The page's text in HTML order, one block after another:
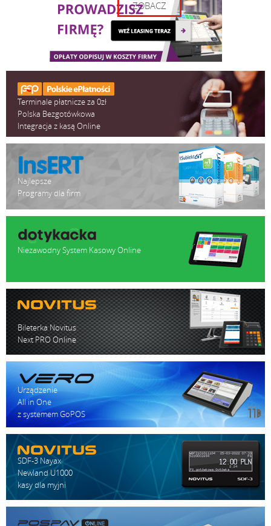
4 kgZOBACZ
Terminale płatnicze za 0zł
Polska Bezgotówkowa
Integracja z kasą Online
Najlepsze
Programy dla firm
Niezawodny System Kasowy Online
Bileterka Novitus
Next PRO Online
Urządzenie
All in One
z systemem GoPOS
SDF-3 Nayax
Newland U1000
kasy dla myjni